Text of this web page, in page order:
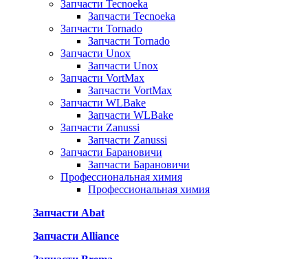
Запчасти Tecnoeka
Запчасти Tecnoeka
Запчасти Tornado
Запчасти Tornado
Запчасти Unox
Запчасти Unox
Запчасти VortMax
Запчасти VortMax
Запчасти WLBake
Запчасти WLBake
Запчасти Zanussi
Запчасти Zanussi
Запчасти Барановичи
Запчасти Барановичи
Профессиональная химия
Профессиональная химия
Запчасти Abat
Запчасти Alliance